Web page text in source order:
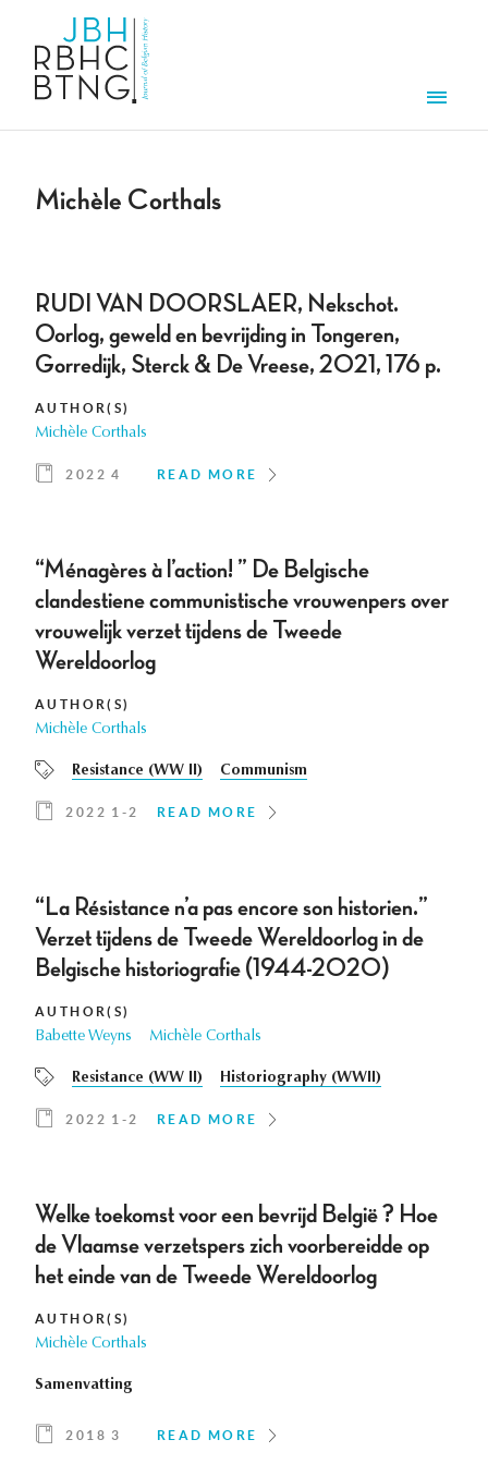
Michèle Corthals
RUDI VAN DOORSLAER, Nekschot.
Oorlog, geweld en bevrijding in Tongeren,
Gorredijk, Sterck & De Vreese, 2021, 176 p.
AUTHOR(S)
Michèle Corthals
2022 4 READ MORE
“Ménagères à l’action! ” De Belgische
clandestiene communistische vrouwenpers over
vrouwelijk verzet tijdens de Tweede
Wereldoorlog
AUTHOR(S)
Michèle Corthals
Resistance (WW II) Communism
2022 1-2 READ MORE
“La Résistance n’a pas encore son historien.”
Verzet tijdens de Tweede Wereldoorlog in de
Belgische historiografie (1944-2020)
AUTHOR(S)
Babette Weyns Michèle Corthals
Resistance (WW II) Historiography (WWII)
2022 1-2 READ MORE
Welke toekomst voor een bevrijd België ? Hoe
de Vlaamse verzetspers zich voorbereidde op
het einde van de Tweede Wereldoorlog
AUTHOR(S)
Michèle Corthals
Samenvatting
2018 3 READ MORE